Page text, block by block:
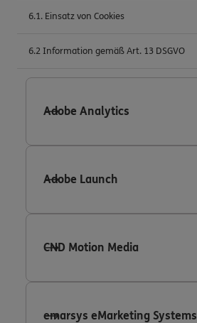
6.1. Einsatz von Cookies
6.2 Information gemäß Art. 13 DSGVO
Adobe Analytics
Adobe Launch
CND Motion Media
emarsys eMarketing Systems